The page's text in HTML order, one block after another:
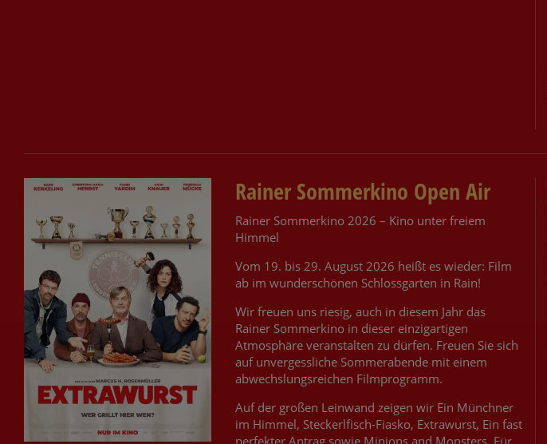
Rainer Sommerkino Open Air
Rainer Sommerkino 2026 – Kino unter freiem
Himmel
Vom 19. bis 29. August 2026 heißt es wieder: Film
ab im wunderschönen Schlossgarten in Rain!
Wir freuen uns riesig, auch in diesem Jahr das
Rainer Sommerkino in dieser einzigartigen
Atmosphäre veranstalten zu dürfen. Freuen Sie sich
auf unvergessliche Sommerabende mit einem
abwechslungsreichen Filmprogramm.
Auf der großen Leinwand zeigen wir Ein Münchner
im Himmel, Steckerlfisch-Fiasko, Extrawurst, Ein fast
perfekter Antrag sowie Minions and Monsters. Für